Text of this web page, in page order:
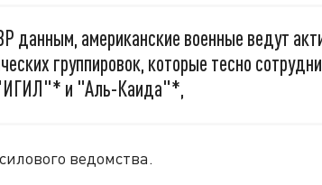
данным, американские военные ведут
группировок, которые тесно
"ИГИЛ"* и "Аль-Каида"*,
ведомства.